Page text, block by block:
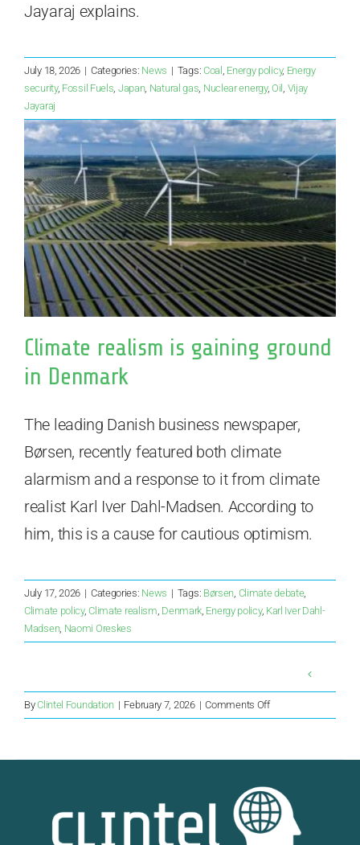
Jayaraj explains.
July 18, 2026 | Categories: News | Tags: Coal Energy policy, Energy
security, Fossil Fuels Japan, Natural gas Nuclear energy,Oil Vijay
Jayaraj
Climate realism is gaining ground
in Denmark
The leading Danish business newspaper,
Børsen, recently featured both climate
alarmism and a response to it from climate
realist Karl Iver Dahl-Madsen. According to
him, this is a cause for cautious optimism.
July 17, 2026 | Categories: News | Tags: Børsen Climate debate,
Climate policy,Climate realism Denmark Energy policy, Karl Iver Dahl-
Madsen, Naomi Oreskes
ByClintel Foundation | February 7, 2026 | Comments Offon
Le
de
polaire
:
ce